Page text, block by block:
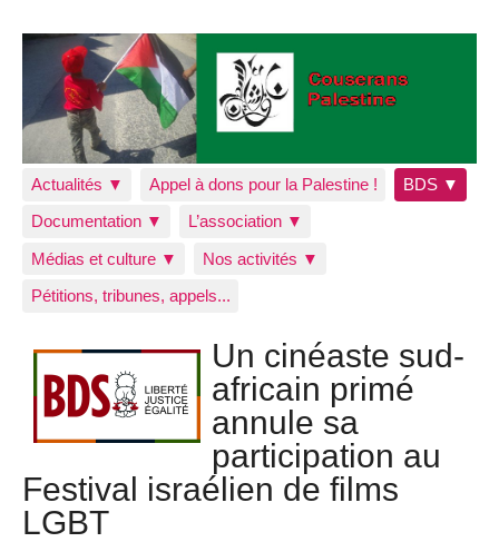
Actualités ▼ Appel à dons pour la Palestine !
BDS ▼
Documentation ▼
L’association ▼
Médias et culture ▼
Nos activités ▼
Pétitions, tribunes, appels...
Un cinéaste sud-
africain primé
annule sa
participation au
Festival israélien de films
LGBT